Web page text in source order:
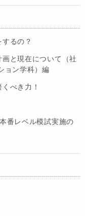
るの？
画と現在について（社
ョン学科）編
べき力！
番レベル模試実施の